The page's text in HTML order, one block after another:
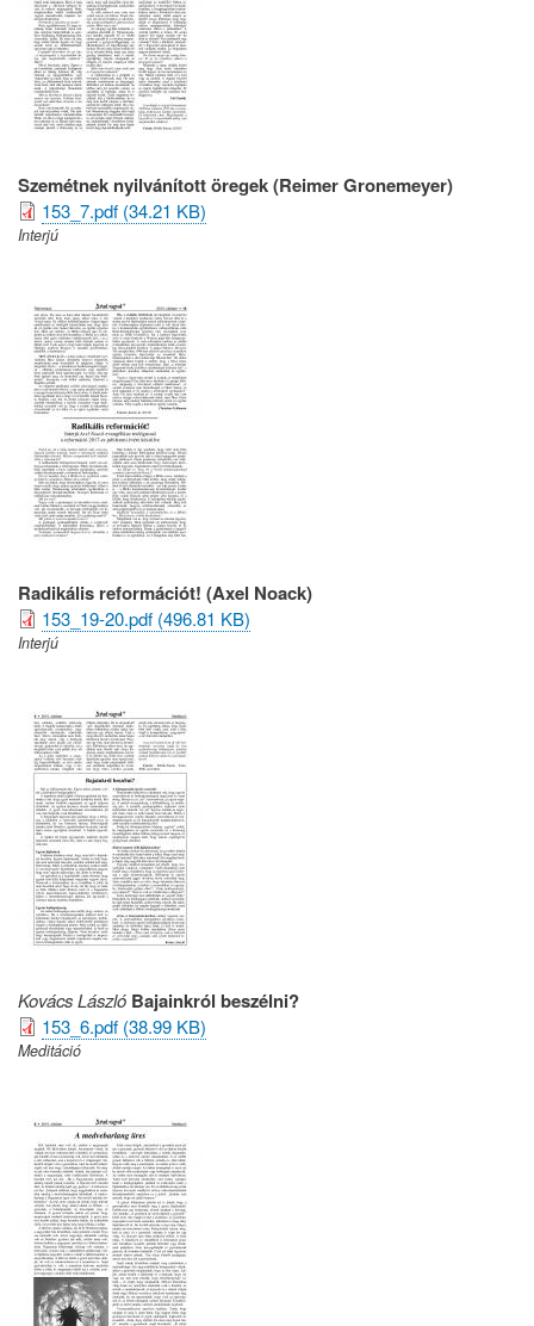
Szemétnek nyilvánított öregek (Reimer Gronemeyer)
153_7.pdf (34.21 KB)
Interjú
Radikális reformációt! (Axel Noack)
153_19-20.pdf (496.81 KB)
Interjú
Kovács László Bajainkról beszélni?
153_6.pdf (38.99 KB)
Meditáció